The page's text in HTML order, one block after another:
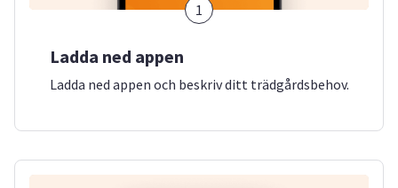
1
Ladda ned appen
Ladda ned appen och beskriv ditt trädgårdsbehov.